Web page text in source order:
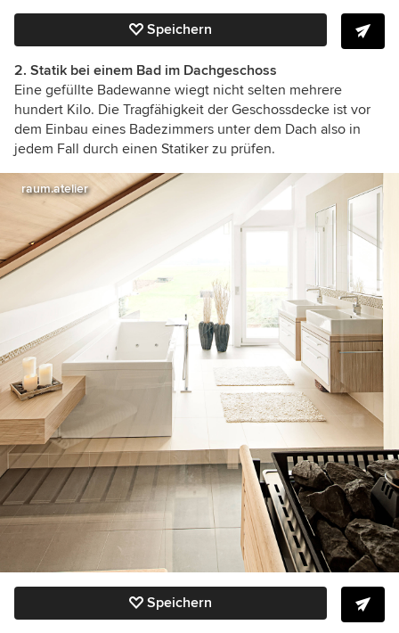
Speichern
2. Statik bei einem Bad im Dachgeschoss
Eine gefüllte Badewanne wiegt nicht selten mehrere
hundert Kilo. Die Tragfähigkeit der Geschossdecke ist vor
dem Einbau eines Badezimmers unter dem Dach also in
jedem Fall durch einen Statiker zu prüfen.
raum.atelier
Speichern